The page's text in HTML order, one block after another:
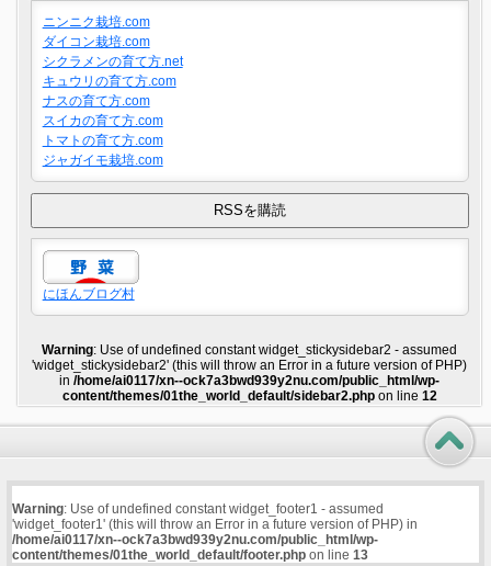
ニンニク栽培.com
ダイコン栽培.com
シクラメンの育て方.net
キュウリの育て方.com
ナスの育て方.com
スイカの育て方.com
トマトの育て方.com
ジャガイモ栽培.com
にほんブログ村
Warning: Use of undefined constant widget_stickysidebar2 - assumed
'widget_stickysidebar2' (this will throw an Error in a future version of PHP)
in/home/ai0117/xn--ock7a3bwd939y2nu.com/public_html/wp-
content/themes/01the_world_default/sidebar2.phpon line 12
Warning: Use of undefined constant widget_footer1 - assumed
'widget_footer1' (this will throw an Error in a future version of PHP) in
/home/ai0117/xn--ock7a3bwd939y2nu.com/public_html/wp-
content/themes/01the_world_default/footer.phpon line 13